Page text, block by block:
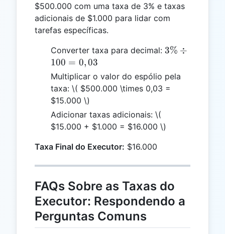
$500.000 com uma taxa de 3% e taxas
adicionais de $1.000 para lidar com
tarefas específicas.
Converter taxa para decimal: 3\%
100
=
3% ÷
100 = 0,03
Multiplicar o valor do espólio pela
taxa: \( $500.000 \times 0,03 =
$15.000 \)
Adicionar taxas adicionais: \(
$15.000 + $1.000 = $16.000 \)
Taxa Final do Executor: $16.000
FAQs Sobre as Taxas do
Executor: Respondendo a
Perguntas Comuns